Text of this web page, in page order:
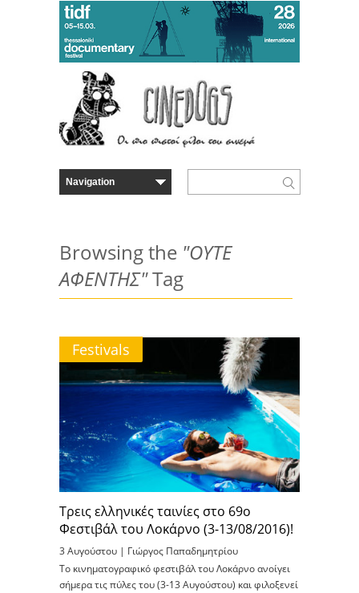
Browsing the "ΟΥΤΕ
ΑΦΕΝΤΗΣ"Tag
Festivals
Τρεις ελληνικές ταινίες στο 69ο
Φεστιβάλ του Λοκάρνο (3-13/08/2016)!
3 Αυγούστου | Γιώργος Παπαδημητρίου
Το κινηματογραφικό φεστιβάλ του Λοκάρνο ανοίγει
σήμερα τις πύλες του (3-13 Αυγούστου) και φιλοξενεί